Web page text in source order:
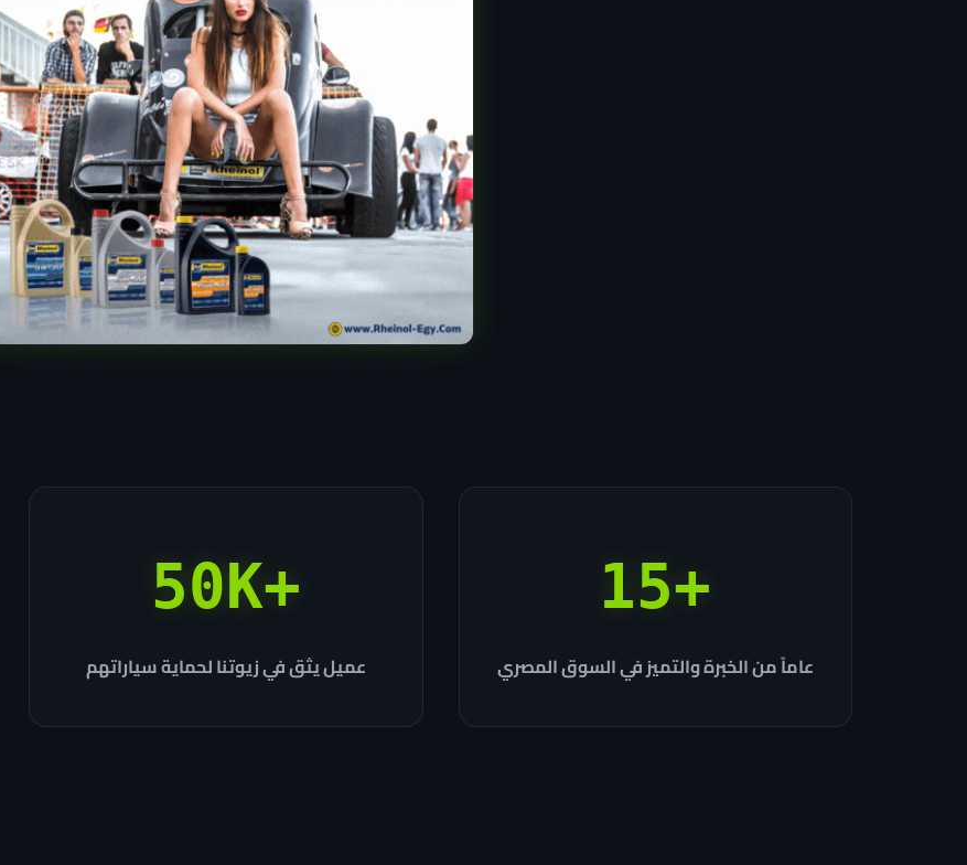
+15
عاماً من الخبرة والتميز في السوق المصري
+50K
عميل يثق في زيوتنا لحماية سياراتهم